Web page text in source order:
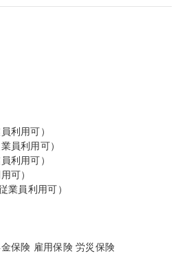
利用可）
員利用可）
利用可）
可）
業員利用可）
保険 雇用保険 労災保険